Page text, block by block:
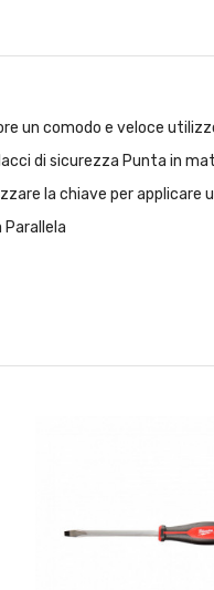
comodo e veloce
di sicurezza Punta in
la chiave per